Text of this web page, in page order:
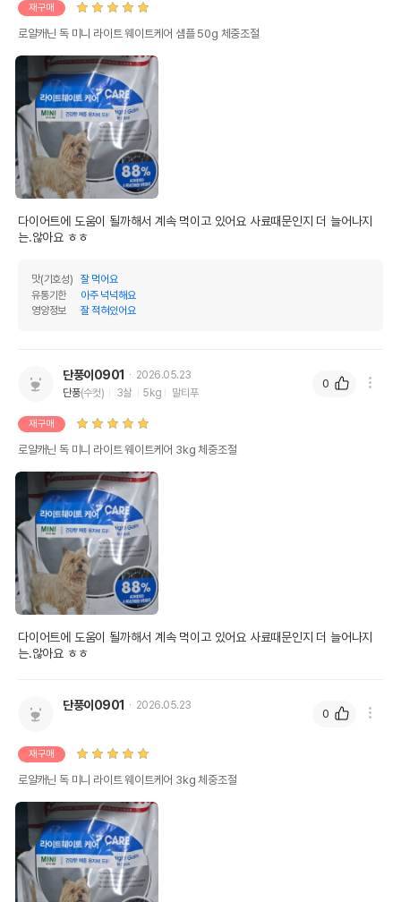
재구매
로얄캐닌 독 미니 라이트 웨이트케어 샘플 50g 체중조절
다이어트에 도움이 될까해서 계속 먹이고 있어요 사료때문인지 더 늘어나지
는.않아요 ㅎㅎ
맛(기호성)
잘 먹어요
유통기한
아주 넉넉해요
영양정보
잘 적혀있어요
단풍이0901
2026.05.23
단풍(수컷) 3살 5kg 말티푸
재구매
로얄캐닌 독 미니 라이트 웨이트케어 3kg 체중조절
다이어트에 도움이 될까해서 계속 먹이고 있어요 사료때문인지 더 늘어나지
는.않아요 ㅎㅎ
0
단풍이0901 2026.05.23
재구매
로얄캐닌 독 미니 라이트 웨이트케어 3kg 체중조절
0